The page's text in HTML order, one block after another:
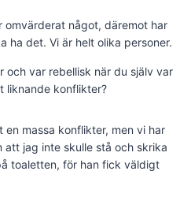
omvärderat något, där­emot har
ha det. Vi är helt olika personer.
och var rebellisk när du själv var
liknande konflikter?
en massa konflikter, men vi har
att jag inte skulle stå och skrika
toaletten, för han fick väldigt